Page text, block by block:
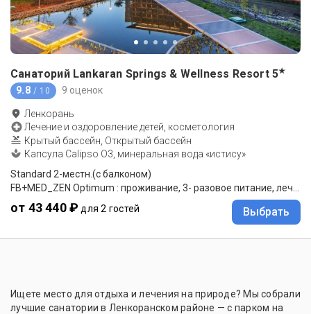
Санаторий Lankaran Springs & Wellness Resort 5★
9.8 / 10 9 оценок
Ленкорань
Лечение и оздоровление детей, косметология
Крытый бассейн, Открытый бассейн
Капсула Calipso O3, минеральная вода «истису»
Standard 2-местн.(с балконом)
от 43 440 ₽ для 2 гостей Выбрать
Ищете место для отдыха и лечения на природе? Мы собрали
лучшие санатории в Ленкоранском районе — с парком на